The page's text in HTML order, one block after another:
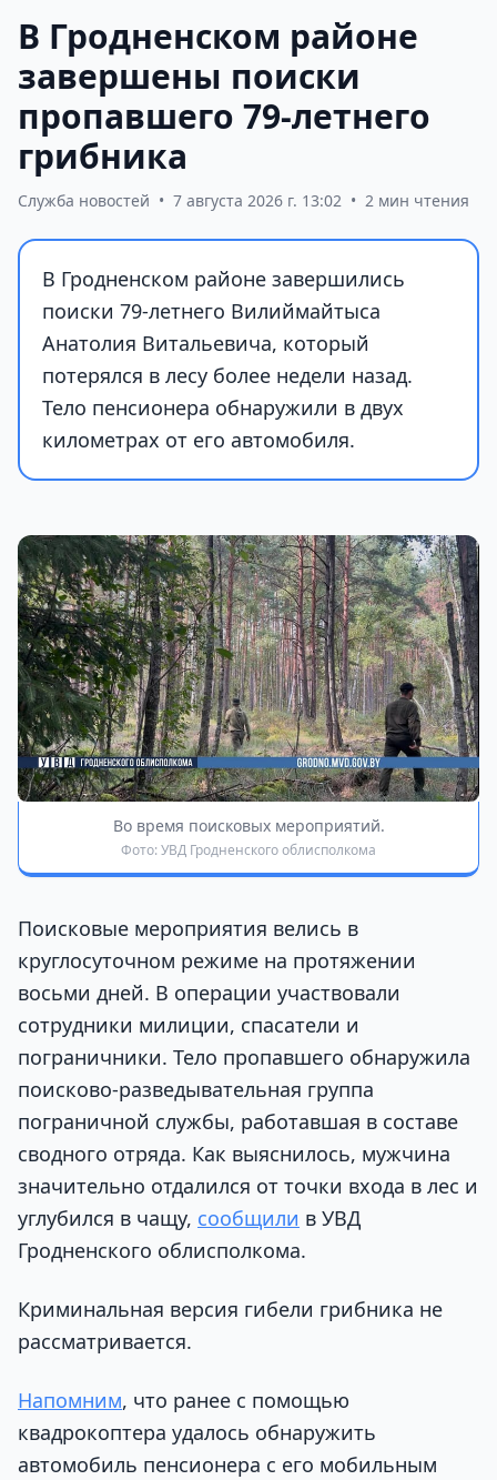
В Гродненском районе
завершены поиски
пропавшего 79-летнего
грибника
Служба новостей • 7 августа 2026 г. 13:02 • 2 мин чтения
В Гродненском районе завершились
поиски 79-летнего Вилиймайтыса
Анатолия Витальевича, который
потерялся в лесу более недели назад.
Тело пенсионера обнаружили в двух
километрах от его автомобиля.
Во время поисковых мероприятий.
Фото: УВД Гродненского облисполкома
Поисковые мероприятия велись в
круглосуточном режиме на протяжении
восьми дней. В операции участвовали
сотрудники милиции, спасатели и
пограничники. Тело пропавшего обнаружила
поисково-разведывательная группа
пограничной службы, работавшая в составе
сводного отряда. Как выяснилось, мужчина
значительно отдалился от точки входа в лес и
углубился в чащу, сообщили в УВД
Гродненского облисполкома.
Криминальная версия гибели грибника не
рассматривается.
Напомним, что ранее с помощью
квадрокоптера удалось обнаружить
автомобиль пенсионера с его мобильным